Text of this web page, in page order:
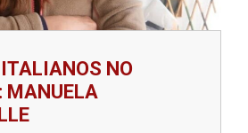
NO
MANUELA